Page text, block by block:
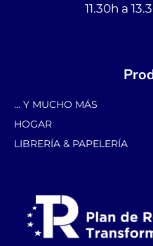
11.30h a
... Y MUCHO MÁS
HOGAR
LIBRERÍA & PAPELERÍA